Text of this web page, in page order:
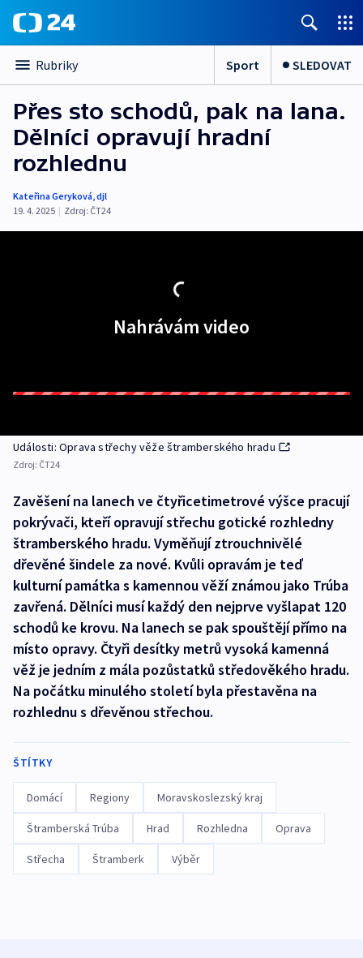
Rubriky Sport SLEDOVAT
Přes sto schodů, pak na lana.
Dělníci opravují hradní
rozhlednu
Kateřina Geryková,djl
19. 4. 2025 | Zdroj: ČT24
Nahrávám video
Události: Oprava střechy věže štramberského hradu
Zdroj: ČT24
Zavěšení na lanech ve čtyřicetimetrové výšce pracují
pokrývači, kteří opravují střechu gotické rozhledny
štramberského hradu. Vyměňují ztrouchnivělé
dřevěné šindele za nové. Kvůli opravám je teď
kulturní památka s kamennou věží známou jako Trúba
zavřená. Dělníci musí každý den nejprve vyšlapat 120
schodů ke krovu. Na lanech se pak spouštějí přímo na
místo opravy. Čtyři desítky metrů vysoká kamenná
věž je jedním z mála pozůstatků středověkého hradu.
Na počátku minulého století byla přestavěna na
rozhlednu s dřevěnou střechou.
ŠTÍTKY
Domácí Regiony Moravskoslezský kraj
Štramberská Trúba Hrad Rozhledna Oprava
Střecha Štramberk Výběr